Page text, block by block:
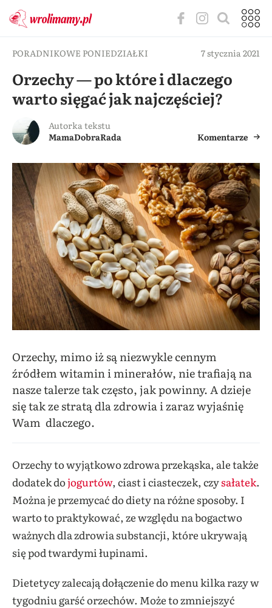
PORADNIKOWE PONIEDZIAŁKI 7 stycznia 2021
Orzechy — po które i dlaczego
warto sięgać jak najczęściej?
Autorka tekstu
MamaDobraRada
Komentarze
Orzechy, mimo iż są niezwykle cennym
źródłem witamin i minerałów, nie trafiają na
nasze talerze tak często, jak powinny. A dzieje
się tak ze stratą dla zdrowia i zaraz wyjaśnię
Wam dlaczego.
Orzechy to wyjątkowo zdrowa przekąska, ale także
dodatek dojogurtów, ciast i ciasteczek, czysałatek.
Można je przemycać do diety na różne sposoby. I
warto to praktykować, ze względu na bogactwo
ważnych dla zdrowia substancji, które ukrywają
się pod twardymi łupinami.
Dietetycy zalecają dołączenie do menu kilka razy w
tygodniu garść orzechów. Może to zmniejszyć